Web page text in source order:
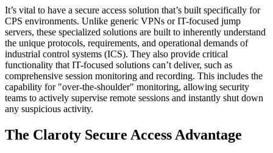
It’s vital to have a secure access solution that’s built specifically for
CPS environments. Unlike generic VPNs or IT-focused jump
servers, these specialized solutions are built to inherently understand
the unique protocols, requirements, and operational demands of
industrial control systems (ICS). They also provide critical
functionality that IT-focused solutions can’t deliver, such as
comprehensive session monitoring and recording. This includes the
capability for "over-the-shoulder" monitoring, allowing security
teams to actively supervise remote sessions and instantly shut down
any suspicious activity.
The Claroty Secure Access Advantage